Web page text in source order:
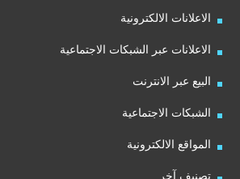
الاعلانات الالكترونية
الاعلانات عبر الشبكات الاجتماعية
البيع عبر الانترنت
الشبكات الاجتماعية
المواقع الالكترونية
تصنيف آخر